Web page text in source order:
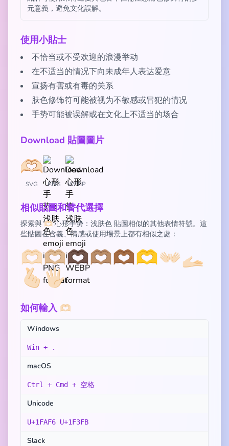
元意義，避免文化誤解。
使用小貼士
不恰当或不受欢迎的浪漫举动
在不适当的情况下向未成年人表达爱意
宣扬有害或有毒的关系
肤色修饰符可能被视为不敏感或冒犯的情况
手势可能被误解或在文化上不适当的场合
Download 貼圖圖片
SVG PNG WEBP
相似貼圖和替代選擇
探索與 🫶🏻 心形手势：浅肤色 貼圖相似的其他表情符號。這
些貼圖在含義、情感或使用場景上都有相似之處：
🫶🏻🫶🏼🫶🏿🫶🏽🫶🏾🫶👐🏻🫴🏻
🫰🏻🖐🏻
如何輸入 🫶🏻
Windows
Win + .
macOS
Ctrl + Cmd + 空格
Unicode
U+1FAF6 U+1F3FB
Slack